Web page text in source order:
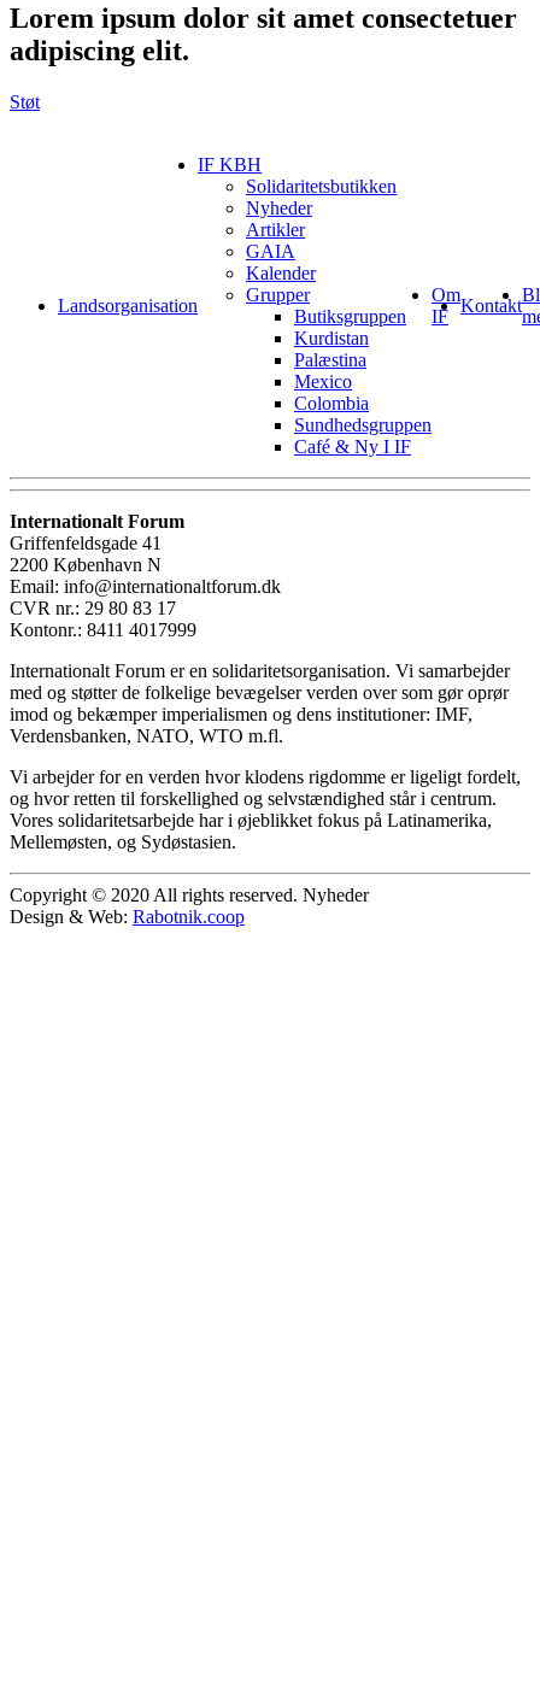
Lorem ipsum dolor sit amet consectetuer
adipiscing elit.
Støt
Landsorganisation
IF KBH
Solidaritetsbutikken
Nyheder
Artikler
GAIA
Kalender
Grupper
Butiksgruppen
Kurdistan
Palæstina
Mexico
Colombia
Sundhedsgruppen
Café & Ny I IF
Om
IF
Kontakt
Internationalt Forum
Griffenfeldsgade 41
2200 København N
Email: info@internationaltforum.dk
CVR nr.: 29 80 83 17
Kontonr.: 8411 4017999
Internationalt Forum er en solidaritetsorganisation. Vi samarbejder
med og støtter de folkelige bevægelser verden over som gør oprør
imod og bekæmper imperialismen og dens institutioner: IMF,
Verdensbanken, NATO, WTO m.fl.
Vi arbejder for en verden hvor klodens rigdomme er ligeligt fordelt,
og hvor retten til forskellighed og selvstændighed står i centrum.
Vores solidaritetsarbejde har i øjeblikket fokus på Latinamerika,
Mellemøsten, og Sydøstasien.
Copyright © 2020 All rights reserved. Nyheder
Design & Web: Rabotnik.coop